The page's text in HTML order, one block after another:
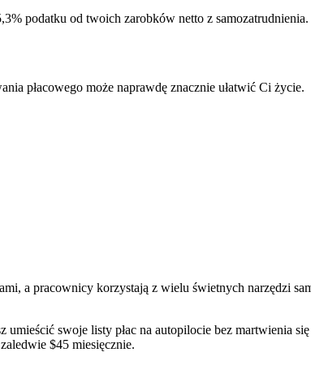
podatku od twoich zarobków netto z samozatrudnienia.
płacowego może naprawdę znacznie ułatwić Ci życie.
a pracownicy korzystają z wielu świetnych narzędzi
swoje listy płac na autopilocie bez martwienia
$45 miesięcznie.